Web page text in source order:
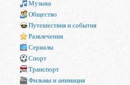
Музыка
Общество
Путешествия и события
Развлечения
Сериалы
Спорт
Транспорт
Фильмы и анимация